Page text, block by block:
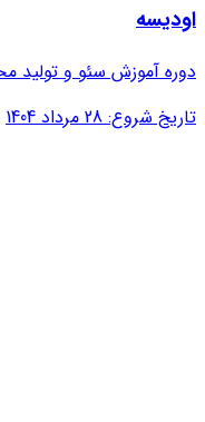
اودیسه
دوره آموزش سئو و تولید
تاریخ شروع: 28 مرداد 1404